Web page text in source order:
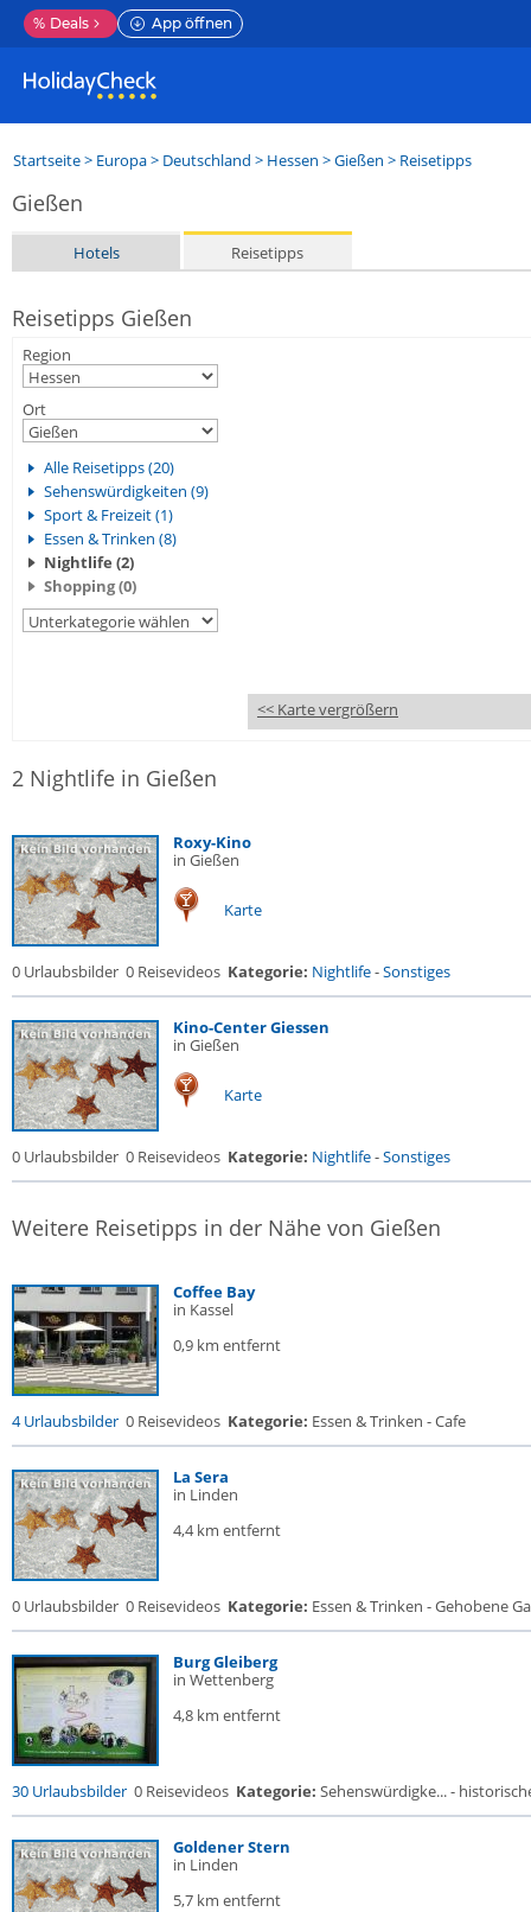
% Deals App öffnen
Startseite> Europa> Deutschland > Hessen >Gießen > Reisetipps
Gießen
Hotels Reisetipps
Reisetipps Gießen
Region
Ort
Alle Reisetipps (20)
Sehenswürdigkeiten (9)
Sport & Freizeit (1)
Essen & Trinken (8)
Nightlife (2)
Shopping (0)
<< Karte vergrößern
2 Nightlife in Gießen
Roxy-Kino
in Gießen
Karte
0 Urlaubsbilder 0 Reisevideos Kategorie: Nightlife-Sonstiges
Kino-Center Giessen
in Gießen
Karte
0 Urlaubsbilder 0 Reisevideos Kategorie: Nightlife-Sonstiges
Weitere Reisetipps in der Nähe von Gießen
Coffee Bay
in Kassel
0,9 km entfernt
4 Urlaubsbilder 0 Reisevideos Kategorie: Essen & Trinken - Cafe
La Sera
in Linden
4,4 km entfernt
0 Urlaubsbilder 0 Reisevideos Kategorie: Essen & Trinken - Gehobene
Burg Gleiberg
in Wettenberg
4,8 km entfernt
30 Urlaubsbilder 0 Reisevideos Kategorie: Sehenswürdigke... -
Goldener Stern
in Linden
5,7 km entfernt